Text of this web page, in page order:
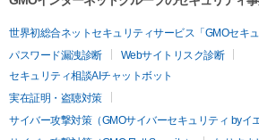
世界初総合ネットセキュリティサービス「GMOセキュ
パスワード漏洩診断
Webサイトリスク診断
セキュリティ相談AIチャットボット
実在証明・盗聴対策
サイバー攻撃対策（GMOサイバーセキュリティ byイ